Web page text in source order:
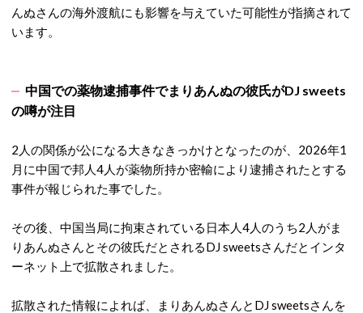
んぬさんの海外渡航にも影響を与えていた可能性が指摘されて
います。
中国での薬物逮捕事件でまりあんぬの彼氏がDJ sweets
の噂が注目
2人の関係が公になる大きなきっかけとなったのが、2026年1
月に中国で邦人4人が薬物所持か密輸により逮捕されたとする
事件が報じられた事でした。
その後、中国当局に拘束されている日本人4人のうち2人がま
りあんぬさんとその彼氏だとされるDJ sweetsさんだとインタ
ーネット上で拡散されました。
拡散された情報によれば、まりあんぬさんとDJ sweetsさんを